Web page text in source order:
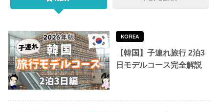
【韓国】子連れ旅行 2泊3
日モデルコース完全解説
KOREA